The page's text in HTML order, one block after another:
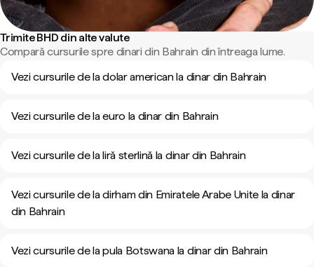
Trimite BHD din alte valute
Compară cursurile spre dinari din Bahrain din întreaga lume.
Vezi cursurile de la dolar american la dinar din Bahrain
Vezi cursurile de la euro la dinar din Bahrain
Vezi cursurile de la liră sterlină la dinar din Bahrain
Vezi cursurile de la dirham din Emiratele Arabe Unite la dinar
din Bahrain
Vezi cursurile de la pula Botswana la dinar din Bahrain